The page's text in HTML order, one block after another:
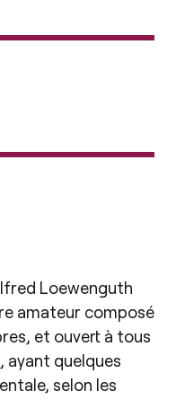
Loewenguth
amateur composé
et ouvert à tous
ayant quelques
selon les